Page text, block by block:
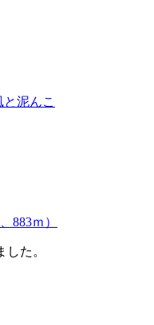
泥んこ
883ｍ）
た。